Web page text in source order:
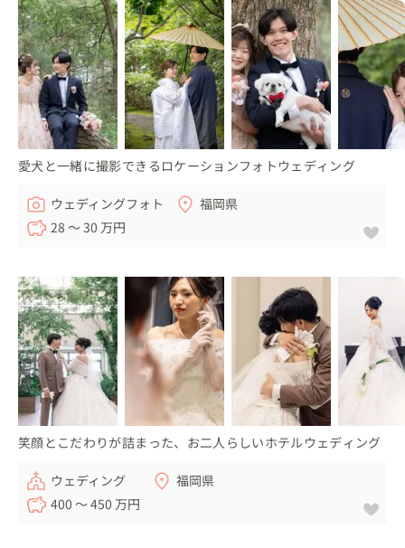
愛犬と一緒に撮影できるロケーションフォトウェディング
ウェディングフォト
福岡県
28 〜 30 万円
笑顔とこだわりが詰まった、お二人らしいホテルウェディング
ウェディング
福岡県
400 〜 450 万円